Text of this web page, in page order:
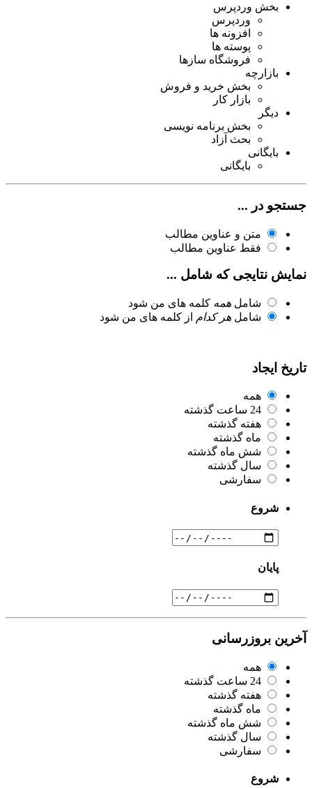
بخش وردپرس
وردپرس
افزونه ها
پوسته ها
فروشگاه سازها
بازارچه
بخش خرید و فروش
بازار کار
دیگر
بخش برنامه نویسی
بحث آزاد
بایگانی
بایگانی
جستجو در ...
متن و عناوین مطالب
فقط عناوین مطالب
نمایش نتایجی که شامل ...
شامل همه کلمه های من شود
شامل هر کدام از کلمه های من شود
تاریخ ایجاد
همه
24 ساعت گذشته
هفته گذشته
ماه گذشته
شش ماه گذشته
سال گذشته
سفارشی
شروع
پایان
آخرین بروزرسانی
همه
24 ساعت گذشته
هفته گذشته
ماه گذشته
شش ماه گذشته
سال گذشته
سفارشی
شروع